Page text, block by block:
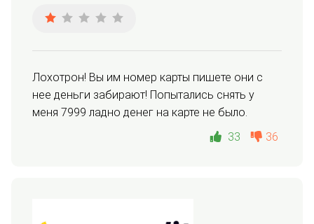
Лохотрон! Вы им номер карты пишете они с
нее деньги забирают! Попытались снять у
меня 7999 ладно денег на карте не было.
33
36